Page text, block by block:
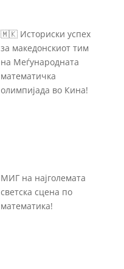
🇲🇰 Историски успех
за македонскиот тим
на Меѓународната
математичка
олимпијада во Кина!
МИГ на најголемата
светска сцена по
математика!